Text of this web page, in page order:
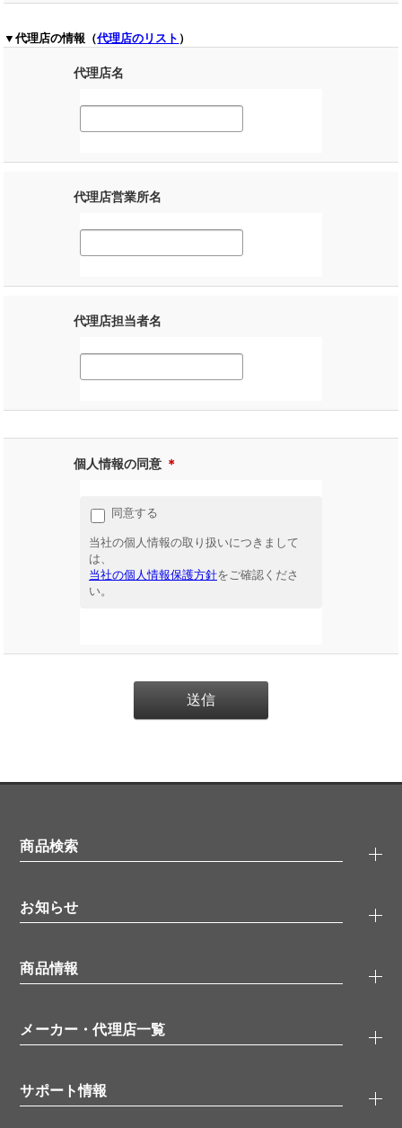
▼代理店の情報（代理店のリスト ）
代理店名
代理店営業所名
代理店担当者名
個人情報の同意 ＊
同意する
当社の個人情報の取り扱いにつきまして
は、
当社の個人情報保護方針をご確認くださ
い。
商品検索
タンパク質検索
ELISA/ELISpot検索
品番検索
お知らせ
無料サンプル
ウェビナー （オンラインセミナー）
学会・展示スケジュール
商品情報
抗体
シグナル伝達
糖類／レクチン
メーカー・代理店一覧
代理店
サポート情報